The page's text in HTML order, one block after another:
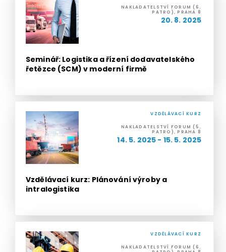
NAKLADATELSTVÍ FORUM (6.
PATRO), PRAHA 8
20. 8. 2025
Seminář: Logistika a řízení dodavatelského
řetězce (SCM) v moderní firmě
VZDĚLÁVACÍ KURZ
NAKLADATELSTVÍ FORUM (5.
PATRO), PRAHA 8
14. 5. 2025 - 15. 5. 2025
Vzdělávací kurz: Plánování výroby a
intralogistika
VZDĚLÁVACÍ KURZ
NAKLADATELSTVÍ FORUM (6.